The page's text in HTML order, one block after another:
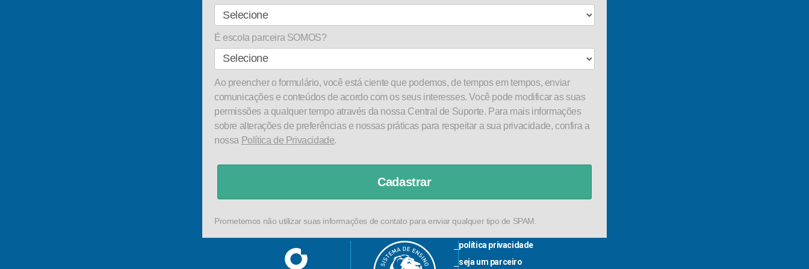
É escola parceira SOMOS?
Ao preencher o formulário, você está ciente que podemos, de tempos em tempos, enviar
comunicações e conteúdos de acordo com os seus interesses. Você pode modificar as suas
permissões a qualquer tempo através da nossa Central de Suporte. Para mais informações
sobre alterações de preferências e nossas práticas para respeitar a sua privacidade, confira a
nossa Política de Privacidade.
Cadastrar
Prometemos não utilizar suas informações de contato para enviar qualquer tipo de SPAM.
política privacidade
seja um parceiro